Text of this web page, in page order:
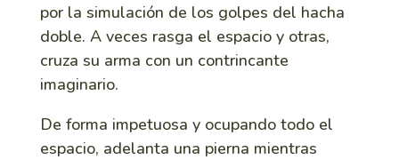
por la simulación de los golpes del hacha
doble. A veces rasga el espacio y otras,
cruza su arma con un contrincante
imaginario.
De forma impetuosa y ocupando todo el
espacio, adelanta una pierna mientras